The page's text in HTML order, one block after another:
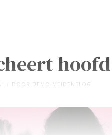
DOOR DEMO MEIDENBLOG